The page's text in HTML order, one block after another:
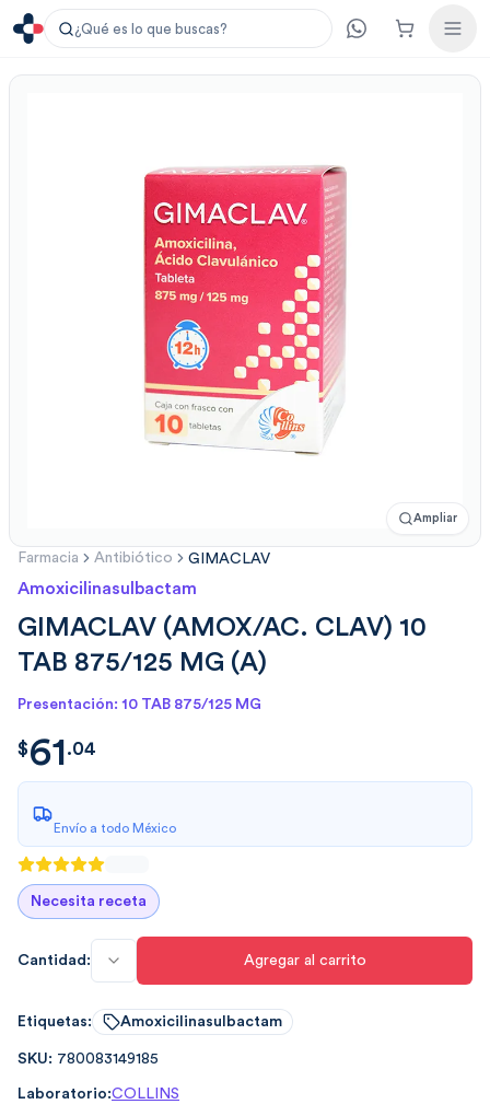
¿Qué es lo que buscas?
Ampliar
Farmacia Antibiótico GIMACLAV
Amoxicilinasulbactam
GIMACLAV (AMOX/AC. CLAV) 10
TAB 875/125 MG (A)
Presentación: 10 TAB 875/125 MG
$61.0426
$61.04
Envío a todo México
Necesita receta
Cantidad: Agregar al carrito
Etiquetas: Amoxicilinasulbactam
SKU: 780083149185
Laboratorio:COLLINS